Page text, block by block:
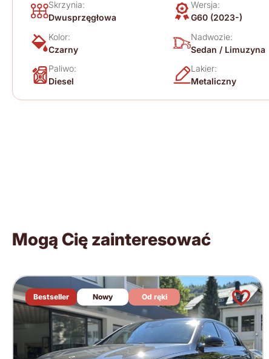
Skrzynia:
Dwusprzęgłowa
Wersja:
G60 (2023-)
Kolor:
Czarny
Nadwozie:
Sedan / Limuzyna
Paliwo:
Diesel
Lakier:
Metaliczny
Mogą Cię zainteresować
Bestseller Nowy Od ręki